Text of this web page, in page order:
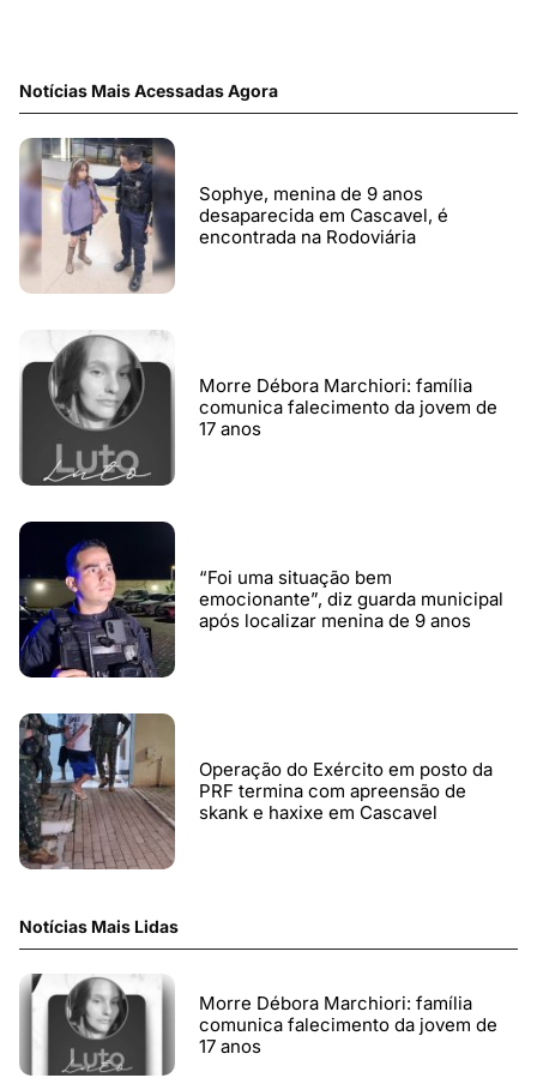
Notícias Mais Acessadas Agora
Sophye, menina de 9 anos
desaparecida em Cascavel, é
encontrada na Rodoviária
Morre Débora Marchiori: família
comunica falecimento da jovem de
17 anos
“Foi uma situação bem
emocionante”, diz guarda municipal
após localizar menina de 9 anos
Operação do Exército em posto da
PRF termina com apreensão de
skank e haxixe em Cascavel
Notícias Mais Lidas
Morre Débora Marchiori: família
comunica falecimento da jovem de
17 anos